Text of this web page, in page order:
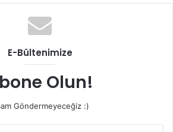
E-Bültenimize
Olun!
Göndermeyeceğiz :)